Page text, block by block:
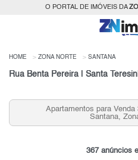
O PORTAL DE IMÓVEIS DA
HOME ZONA NORTE SANTANA
Rua Benta Pereira | Santa
Apartamentos para Venda
367 anúncios